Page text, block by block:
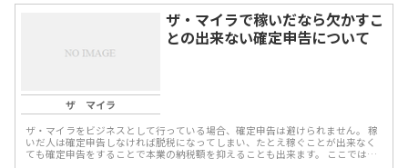
ザ マイラ
ザ・マイラで稼いだなら欠かすこ
との出来ない確定申告について
ザ・マイラをビジネスとして行っている場合、確定申告は避けられません。 稼
いだ人は確定申告しなければ脱税になってしまい、たとえ稼ぐことが出来なく
ても確定申告をすることで本業の納税額を抑えることも出来ます。 ここでは